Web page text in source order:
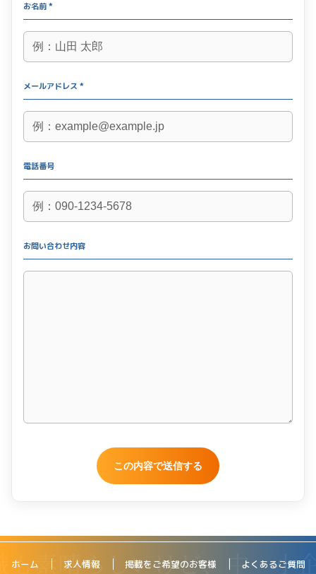
お名前 *
メールアドレス *
電話番号
お問い合わせ内容
ホーム 求人情報 掲載をご希望のお客様 よくあるご質問